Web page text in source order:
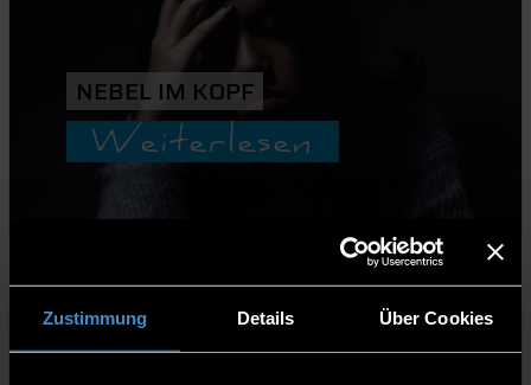
Zustimmung Details Über Cookies
NEBEL IM KOPF
Weiterlesen